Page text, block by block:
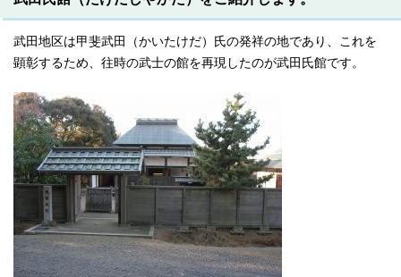
武田地区は甲斐武田（かいたけだ）氏の発祥の地であり、これを
顕彰するため、往時の武士の館を再現したのが武田氏館です。